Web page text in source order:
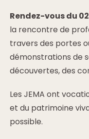
Rendez-vous du
la rencontre de
travers des portes
démonstrations de
découvertes, des
Les JEMA ont
et du patrimoine
possible.